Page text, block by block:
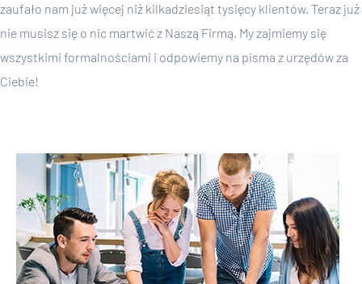
zaufało nam już więcej niż kilkadziesiąt tysięcy klientów. Teraz już
nie musisz się o nic martwić z Naszą Firmą. My zajmiemy się
wszystkimi formalnościami i odpowiemy na pisma z urzędów za
Ciebie!